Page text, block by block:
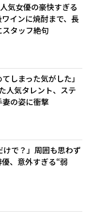
気女優の豪快すぎる
インに焼酎まで、長
タッフ絶句
しまった気がした」
人気タレント、ステ
の姿に衝撃
けで？」周囲も思わず
、意外すぎる“弱